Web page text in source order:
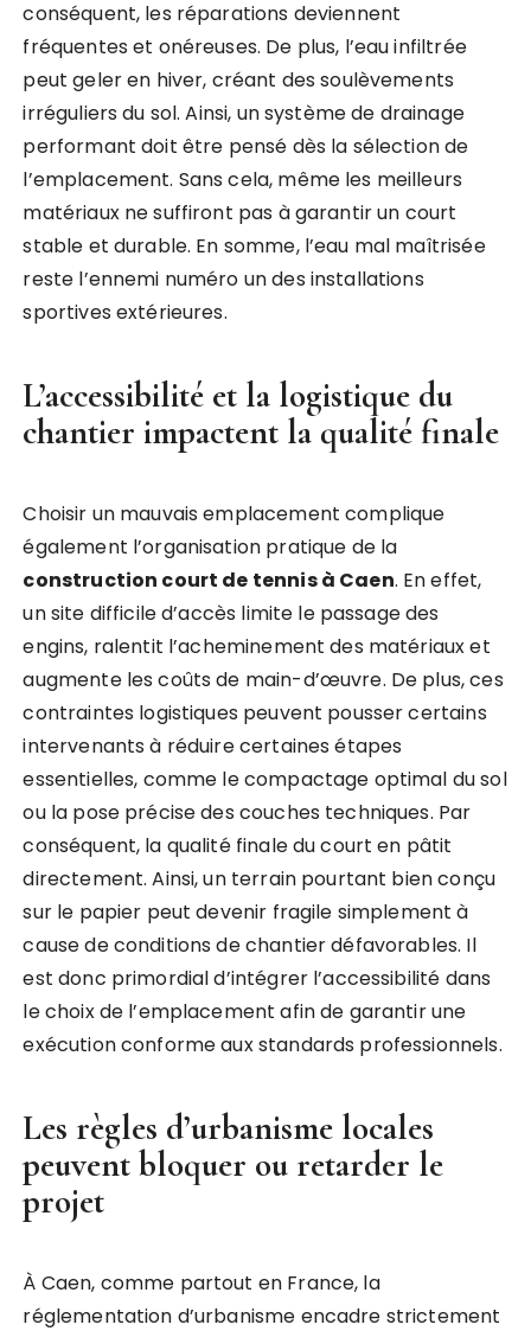
conséquent, les réparations deviennent
fréquentes et onéreuses. De plus, l’eau infiltrée
peut geler en hiver, créant des soulèvements
irréguliers du sol. Ainsi, un système de drainage
performant doit être pensé dès la sélection de
l’emplacement. Sans cela, même les meilleurs
matériaux ne suffiront pas à garantir un court
stable et durable. En somme, l’eau mal maîtrisée
reste l’ennemi numéro un des installations
sportives extérieures.
L’accessibilité et la logistique du
chantier impactent la qualité finale
Choisir un mauvais emplacement complique
également l’organisation pratique de la
construction court de tennis à Caen. En effet,
un site difficile d’accès limite le passage des
engins, ralentit l’acheminement des matériaux et
augmente les coûts de main-d’œuvre. De plus, ces
contraintes logistiques peuvent pousser certains
intervenants à réduire certaines étapes
essentielles, comme le compactage optimal du sol
ou la pose précise des couches techniques. Par
conséquent, la qualité finale du court en pâtit
directement. Ainsi, un terrain pourtant bien conçu
sur le papier peut devenir fragile simplement à
cause de conditions de chantier défavorables. Il
est donc primordial d’intégrer l’accessibilité dans
le choix de l’emplacement afin de garantir une
exécution conforme aux standards professionnels.
Les règles d’urbanisme locales
peuvent bloquer ou retarder le
projet
À Caen, comme partout en France, la
réglementation d’urbanisme encadre strictement